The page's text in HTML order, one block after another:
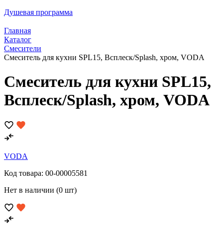
Душевая программа
Главная
Каталог
Смесители
Смеситель для кухни SPL15, Всплеск/Splash, хром, VODA
Смеситель для кухни SPL15,
Всплеск/Splash, хром, VODA
VODA
Код товара: 00-00005581
Нет в наличии (0 шт)